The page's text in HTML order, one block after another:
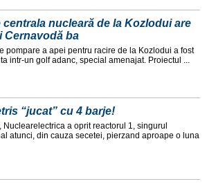
centrala nucleară de la Kozlodui are
Cernavodă ba
pompare a apei pentru racire de la Kozlodui a fost
intr-un golf adanc, special amenajat. Proiectul ...
“jucat” cu 4 barje!
Nuclearelectrica a oprit reactorul 1, singurul
atunci, din cauza secetei, pierzand aproape o luna